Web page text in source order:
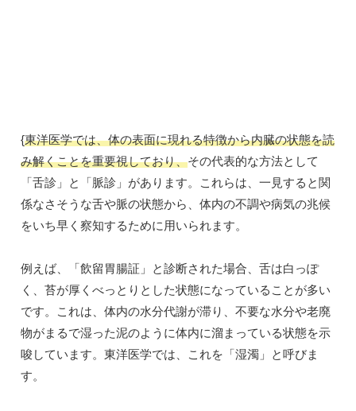
{東洋医学では、体の表面に現れる特徴から内臓の状態を読
み解くことを重要視しており、その代表的な方法として
「舌診」と「脈診」があります。これらは、一見すると関
係なさそうな舌や脈の状態から、体内の不調や病気の兆候
をいち早く察知するために用いられます。
例えば、「飲留胃腸証」と診断された場合、舌は白っぽ
く、苔が厚くべっとりとした状態になっていることが多い
です。これは、体内の水分代謝が滞り、不要な水分や老廃
物がまるで湿った泥のように体内に溜まっている状態を示
唆しています。東洋医学では、これを「湿濁」と呼びま
す。